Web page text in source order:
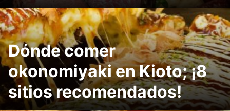
Dónde comer
okonomiyaki en Kioto; ¡8
sitios recomendados!